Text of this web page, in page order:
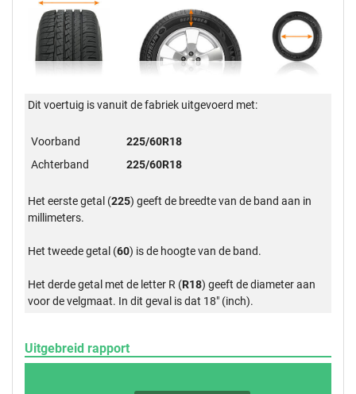
Dit voertuig is vanuit de fabriek uitgevoerd met:
Voorband
225/60R18
Achterband
225/60R18
Het eerste getal (225) geeft de breedte van de band aan in
millimeters.
Het tweede getal (60) is de hoogte van de band.
Het derde getal met de letter R (R18) geeft de diameter aan
voor de velgmaat. In dit geval is dat 18" (inch).
Uitgebreid rapport